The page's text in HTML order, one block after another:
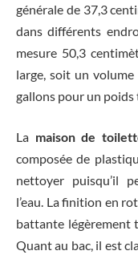
générale de 37,3
dans différents
mesure 50,3
large, soit un
gallons pour un poids
La maison de
composée de
nettoyer puisqu’il
l’eau. La finition en
battante légèrement
Quant au bac, il est